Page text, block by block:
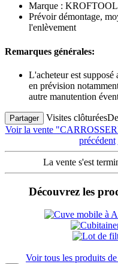
Marque :
Prévoir démontage,
l'enlèvement
Remarques générales:
L'acheteur est
en prévision
autre manutention
Partager Visites clôturées
Voir la vente
précédent
La vente s'est
Découvrez les
Voir tous les produits